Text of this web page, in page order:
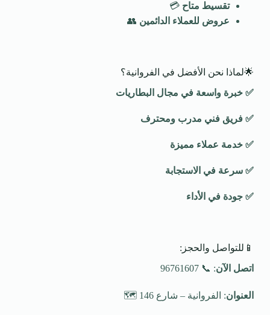
تقسيط متاح 💳
عروض للعملاء الدائمين 👥
🌟لماذا نحن الأفضل في الفروانية؟
✅ خبرة واسعة في مجال البطاريات
✅ فريق فني مدرب ومحترف
✅ خدمة عملاء مميزة
✅ سرعة في الاستجابة
✅ جودة في الأداء
📱للتواصل والحجز:
اتصل الآن: 📞 96761607
العنوان: الفروانية – شارع 146 🗺️